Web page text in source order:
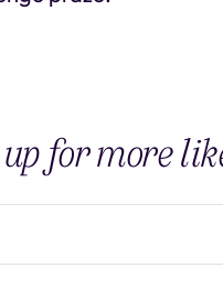
for more